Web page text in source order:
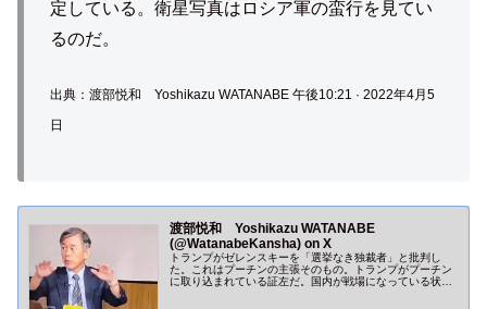
定している。衛星写真はロシア軍の蛮行を見てい
るのだ。
出典：渡部悦和 Yoshikazu WATANABE 午後10:21 · 2022年4月5
日
渡部悦和 Yoshikazu WATANABE
(@WatanabeKansha) on X
トランプがゼレンスキーを「選挙なき独裁者」と批判し
た。これはプーチンの主張そのもの。トランプがプーチン
に取り込まれている証左だ。国内が戦場になっている状況